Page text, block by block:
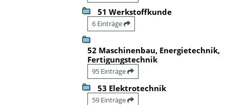
51 Werkstoffkunde
6 Einträge
52 Maschinenbau, Energietechnik,
Fertigungstechnik
95 Einträge
53 Elektrotechnik
59 Einträge